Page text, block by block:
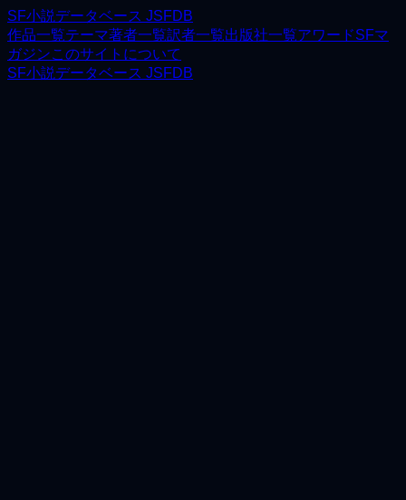
SF小説データベース JSFDB
作品一覧テーマ著者一覧訳者一覧出版社一覧アワードSFマ
ガジンこのサイトについて
SF小説データベース JSFDB